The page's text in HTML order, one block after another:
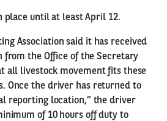
place until at least April 12.
Association said it has received
the Office of the Secretary
all livestock movement fits these
Once the driver has returned to
reporting location,” the driver
of 10 hours off duty to